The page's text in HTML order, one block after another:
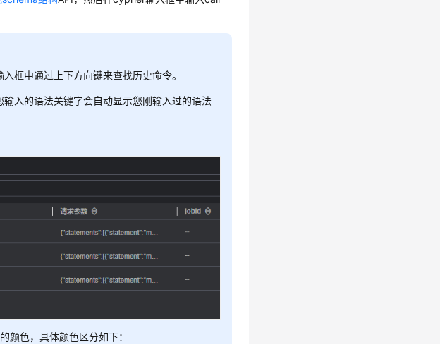
框中通过上下方向键来查找历史命令。
入的语法关键字会自动显示您刚输入过的语法
颜色，具体颜色区分如下：